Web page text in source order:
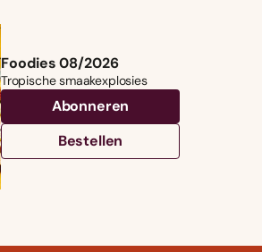
Foodies 08/2026
Tropische smaakexplosies
Abonneren
Bestellen